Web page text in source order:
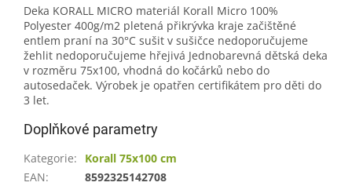
Deka KORALL MICRO materiál Korall Micro 100%
Polyester 400g/m2 pletená přikrývka kraje začištěné
entlem praní na 30°C sušit v sušičce nedoporučujeme
žehlit nedoporučujeme hřejivá Jednobarevná dětská deka
v rozměru 75x100, vhodná do kočárků nebo do
autosedaček. Výrobek je opatřen certifikátem pro děti do
3 let.
Doplňkové parametry
Kategorie:
Korall 75x100 cm
EAN:
8592325142708